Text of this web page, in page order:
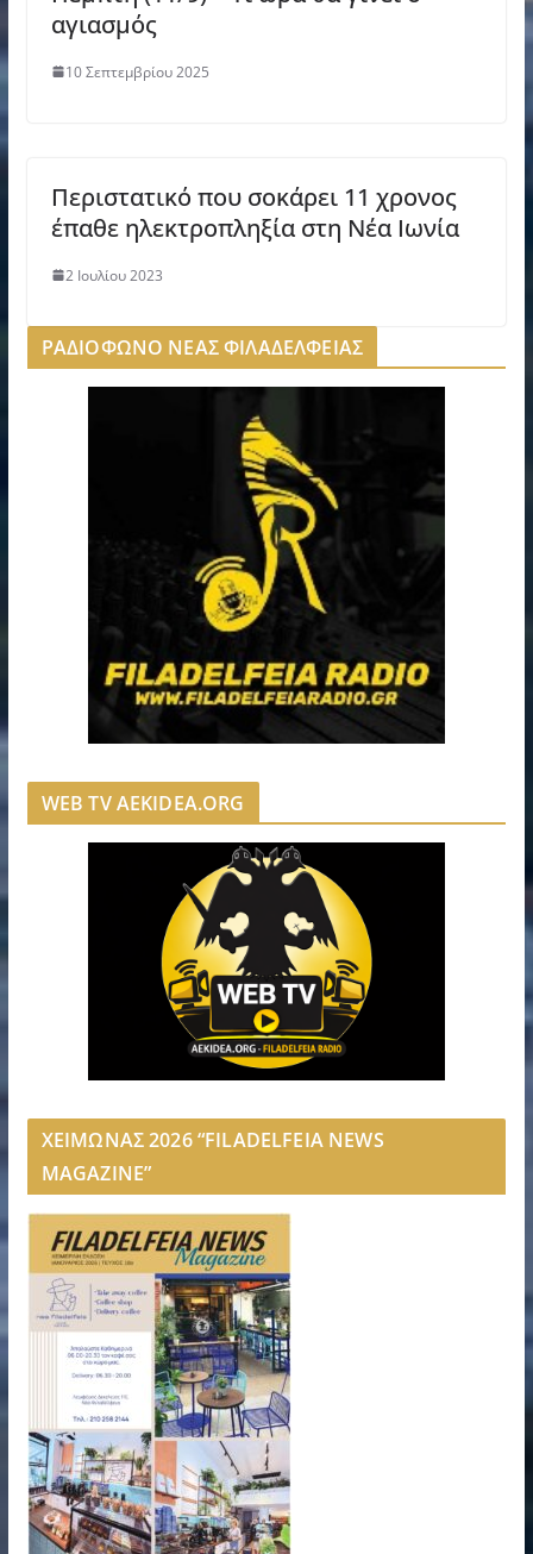
αγιασμός
10 Σεπτεμβρίου 2025
Περιστατικό που σοκάρει 11 χρονος
έπαθε ηλεκτροπληξία στη Νέα Ιωνία
2 Ιουλίου 2023
ΡΑΔΙΟΦΩΝΟ ΝΕΑΣ ΦΙΛΑΔΕΛΦΕΙΑΣ
WEB TV AEKIDEA.ORG
ΧΕΙΜΩΝΑΣ 2026 “FILADELFEIA NEWS
MAGAZINE”